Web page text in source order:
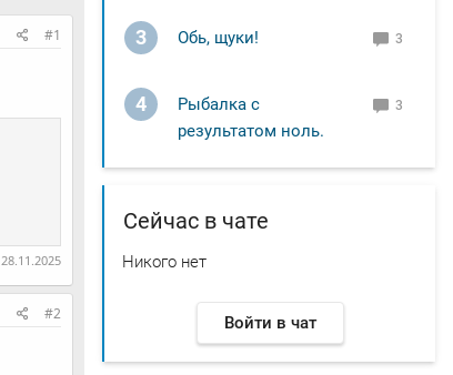
#1
28.11.2025
#2
3 Обь, щуки! 3
4
Рыбалка с
результатом ноль.
3
Сейчас в чате
Никого нет
Войти в чат